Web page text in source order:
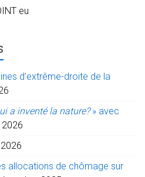
eu
d’extrême-droite de la
a inventé la nature?» avec
2026
allocations de chômage sur